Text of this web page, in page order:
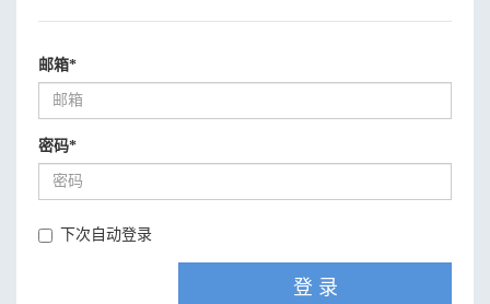
邮箱*
密码*
下次自动登录
登 录